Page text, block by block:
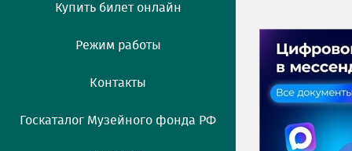
Купить билет онлайн
Режим работы
Контакты
Госкаталог Музейного фонда РФ